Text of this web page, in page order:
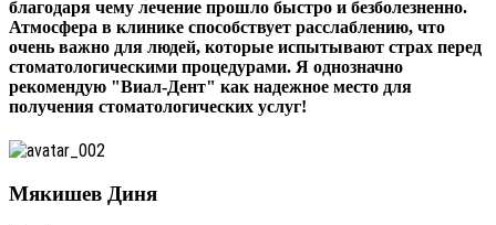
благодаря чему лечение прошло быстро и безболезненно.
Атмосфера в клинике способствует расслаблению, что
очень важно для людей, которые испытывают страх перед
стоматологическими процедурами. Я однозначно
рекомендую "Виал-Дент" как надежное место для
получения стоматологических услуг!
Мякишев Диня